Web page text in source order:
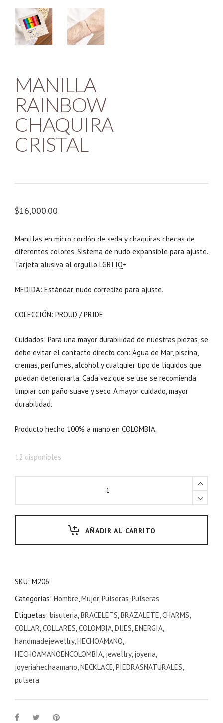
MANILLA
RAINBOW
CHAQUIRA
CRISTAL
$16,000.00
Manillas en micro cordón de seda y chaquiras checas de
diferentes colores. Sistema de nudo expansible para ajuste.
Tarjeta alusiva al orgullo LGBTIQ+
MEDIDA: Estándar, nudo corredizo para ajuste.
COLECCIÓN: PROUD / PRIDE
Cuidados: Para una mayor durabilidad de nuestras piezas, se
debe evitar el contacto directo con: Agua de Mar, piscina,
cremas, perfumes, alcohol y cualquier tipo de líquidos que
puedan deteriorarla. Cada vez que se use se recomienda
limpiar con paño suave y seco. A mayor cuidado, mayor
durabilidad.
Producto hecho 100% a mano en COLOMBIA.
12 disponibles
AÑADIR AL CARRITO
SKU: M206
Categorías: Hombre,Mujer,Pulseras,Pulseras
Etiquetas: bisuteria,BRACELETS,BRAZALETE,CHARMS,
COLLAR,COLLARES,COLOMBIA,DIJES,ENERGIA,
handmadejewellry,HECHOAMANO,
HECHOAMANOENCOLOMBIA, jewellry, joyeria,
joyeriahechaamano,NECKLACE,PIEDRASNATURALES,
pulsera